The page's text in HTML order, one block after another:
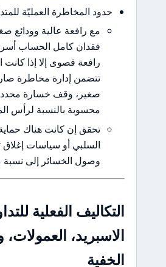
المخاطرة العمليّة للمتداول العربي:
مع رافعة عالية وودائع صغيرة احتمالية
فقدان كامل الحساب أسرع. لا تستخدم
رافعة قصوى إلا إذا كانت استراتيجيتك
تتضمن إدارة مخاطرة صارمة (حجم مركز
صغير، وقف خسارة محدد، أحجام مراكز
محسوبة بالنسبة لرأس المال).
تحقق إن كانت هناك حماية من الرصيد
السلبي أو سياسات إغلاق تلقائية عند
وصول الخسائر إلى نسبة معينة.
الفعلية للتداول:
العمولات، والرسوم